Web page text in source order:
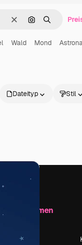
LöschenNach Bild
Suchen
Wald Mond
Dateityp Stil
Unternehmen
Über uns